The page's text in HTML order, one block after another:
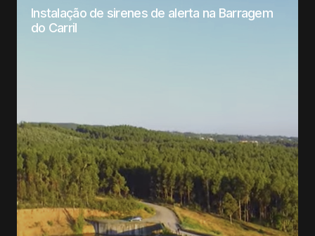
Instalação de sirenes de alerta na Barragem
do Carril